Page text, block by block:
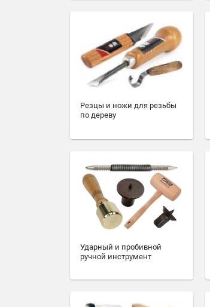
Резцы и ножи для резьбы
по дереву
Ударный и пробивной
ручной инструмент